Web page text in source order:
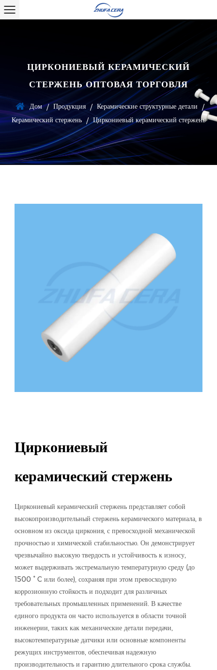
ЦИРКОНИЕВЫЙ КЕРАМИЧЕСКИЙ
СТЕРЖЕНЬ ОПТОВАЯ ТОРГОВЛЯ
Дом / Продукция / Керамические структурные детали /
Керамический стержень / Циркониевый керамический стержень
Циркониевый
керамический стержень
Циркониевый керамический стержень представляет собой
высокопроизводительный стержень керамического материала, в
основном из оксида циркония, с превосходной механической
прочностью и химической стабильностью. Он демонстрирует
чрезвычайно высокую твердость и устойчивость к износу,
может выдерживать экстремальную температурную среду (до
1500 ° C или более), сохраняя при этом превосходную
коррозионную стойкость и подходит для различных
требовательных промышленных применений. В качестве
единого продукта он часто используется в области точной
инженерии, таких как механические детали передачи,
высокотемпературные датчики или основные компоненты
режущих инструментов, обеспечивая надежную
производительность и гарантию длительного срока службы.